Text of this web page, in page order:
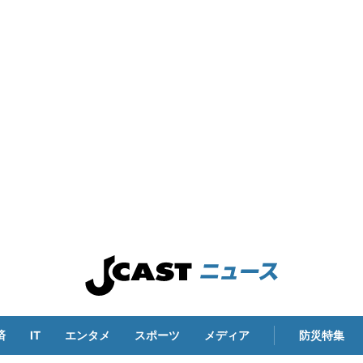
IT エンタメ スポーツ メディア 防災特集